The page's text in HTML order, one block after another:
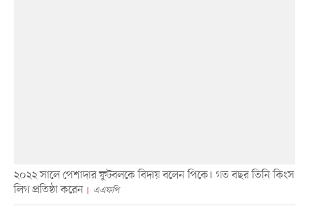
২০২২ সালে পেশাদার ফুটবলকে বিদায় বলেন পিকে। গত বছর তিনি কিংস
লিগ প্রতিষ্ঠা করেন
এএফপি